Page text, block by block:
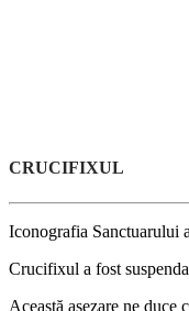
CRUCIFIXUL
Iconografia Sanctuarului
Crucifixul a fost
Această aşezare ne